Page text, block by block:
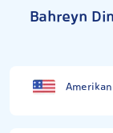
Bahreyn